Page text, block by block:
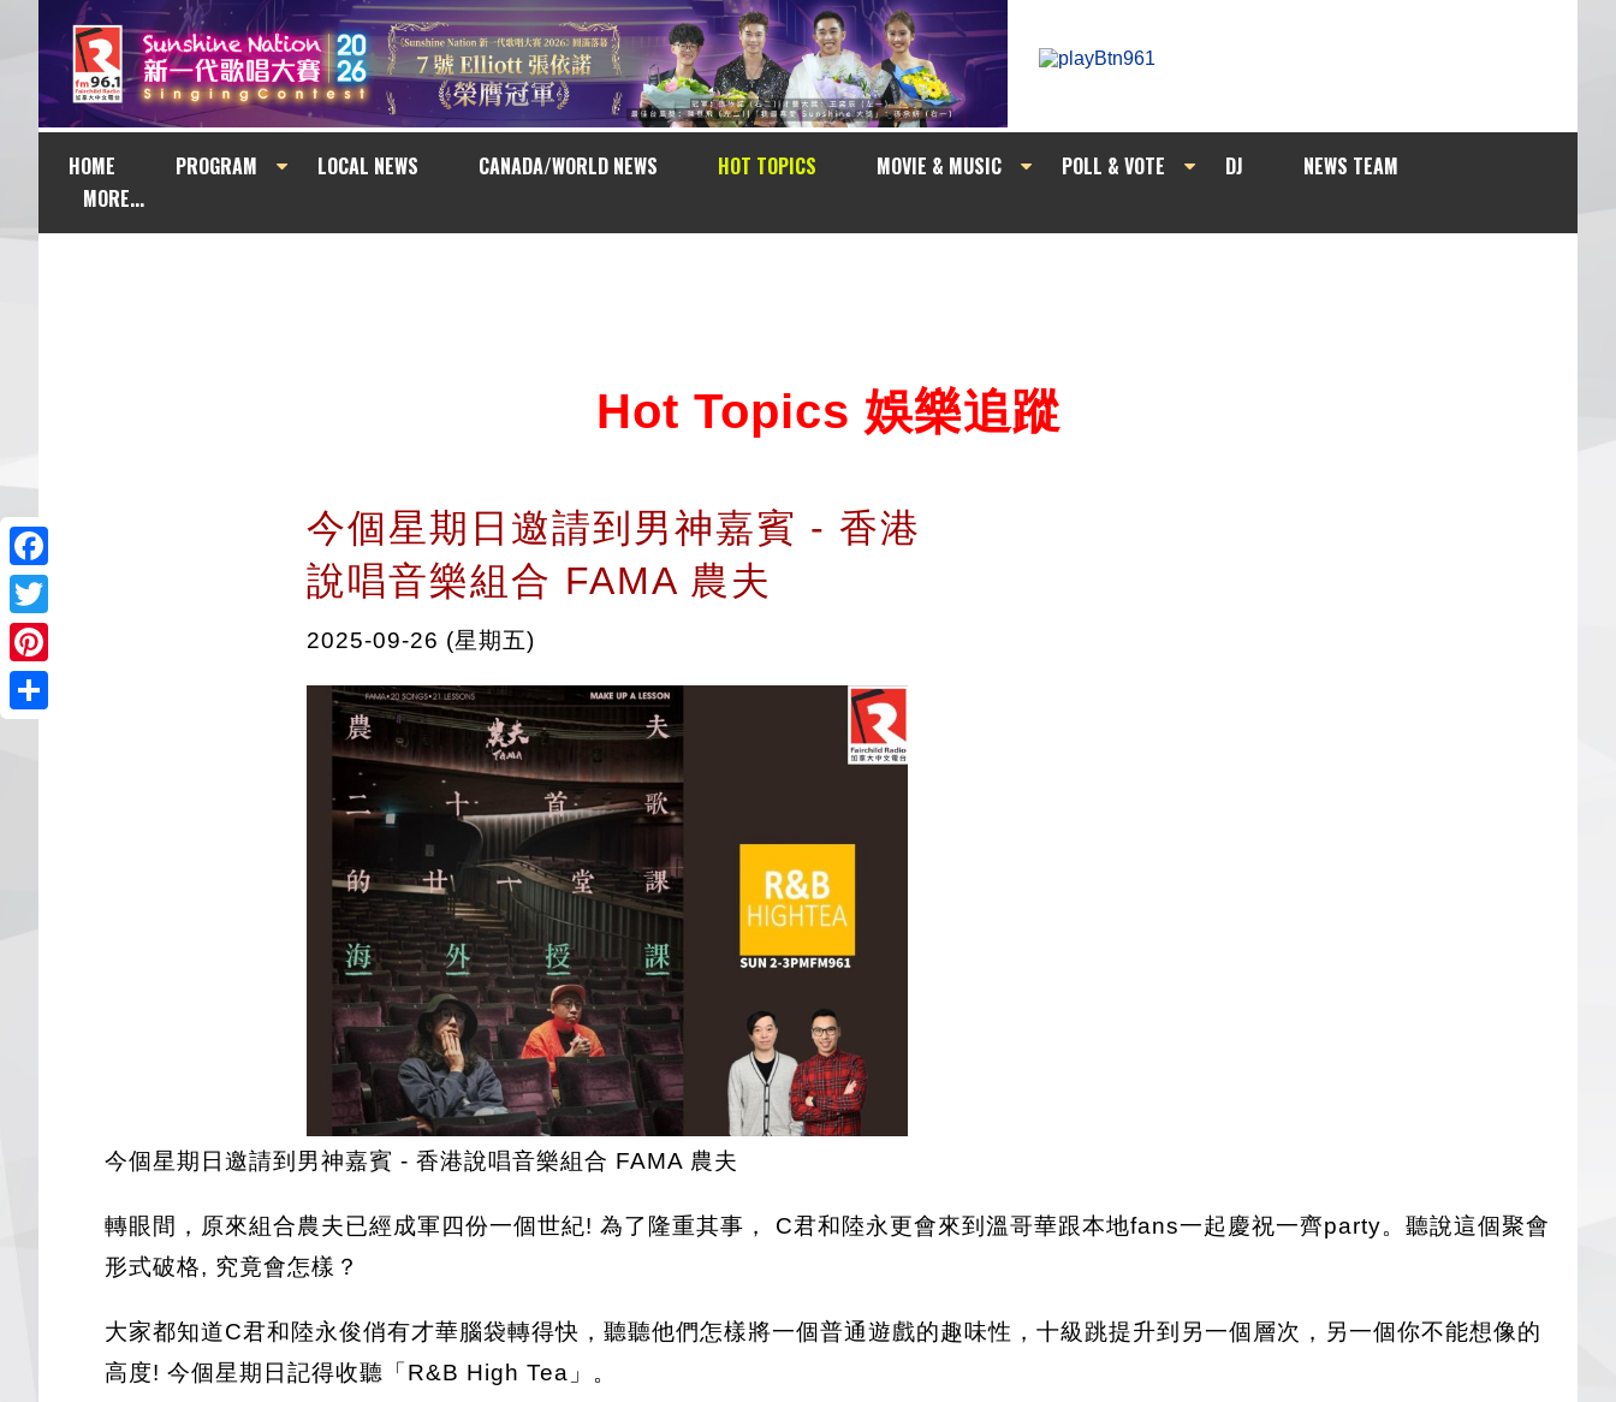
HOME PROGRAM LOCAL NEWS CANADA/WORLD NEWS HOT TOPICS MOVIE & MUSIC POLL & VOTE DJ
NEWS TEAM
MORE...
Facebook
Twitter
Pinterest
Hot Topics 娛樂追蹤
今個星期日邀請到男神嘉賓 - 香港
說唱音樂組合 FAMA 農夫
2025-09-26 (星期五)
今個星期日邀請到男神嘉賓 - 香港說唱音樂組合 FAMA 農夫
轉眼間，原來組合農夫已經成軍四份一個世紀! 為了隆重其事， C君和陸永更會來到溫哥華跟本地fans一起慶祝一齊party。聽說這個聚會
形式破格, 究竟會怎樣？
大家都知道C君和陸永俊俏有才華腦袋轉得快，聽聽他們怎樣將一個普通遊戲的趣味性，十級跳提升到另一個層次，另一個你不能想像的
高度! 今個星期日記得收聽「R&B High Tea」。